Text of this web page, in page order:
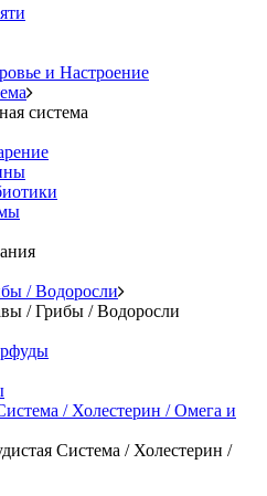
и Настроение
система
/ Водоросли
/ Грибы / Водоросли
/ Холестерин / Омега и
Система / Холестерин /